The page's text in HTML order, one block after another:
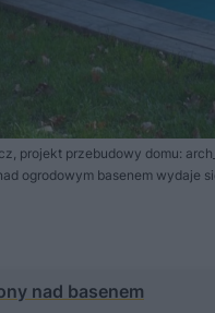
projekt przebudowy domu:
ogrodowym basenem wydaje
nad basenem